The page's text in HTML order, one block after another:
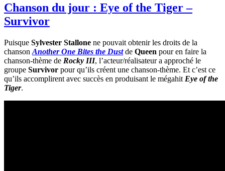
Chanson du jour : Eye of the Tiger –
Survivor
Puisque Sylvester Stallone ne pouvait obtenir les droits de la
chanson Another One Bites the Dustde Queen pour en faire la
chanson-thème de Rocky III, l’acteur/réalisateur a approché le
groupe Survivor pour qu’ils créent une chanson-thème. Et c’est ce
qu’ils accomplirent avec succès en produisant le mégahit Eye of the
Tiger.